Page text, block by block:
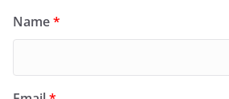
Name*